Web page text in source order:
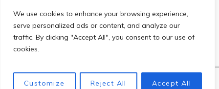
We use cookies to enhance your browsing experience,
serve personalized ads or content, and analyze our
traffic. By clicking "Accept All", you consent to our use of
cookies.
Customize Reject All Accept All
Privacy Policy